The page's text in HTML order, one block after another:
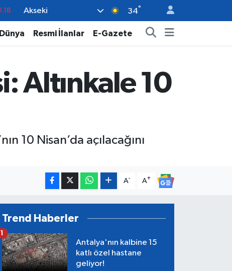
14
Akseki 34°
Dünya Resmi İlanlar E-Gazete
Altınkale 10
10 Nisan’da açılacağını
A- A+
Trend Haberler
Antalya'nın kalbine 15
katlı özel hastane
geliyor!
1